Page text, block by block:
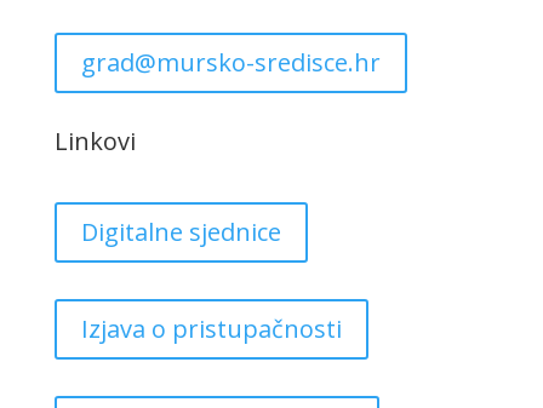
grad@mursko-sredisce.hr
Linkovi
Digitalne sjednice
Izjava o pristupačnosti